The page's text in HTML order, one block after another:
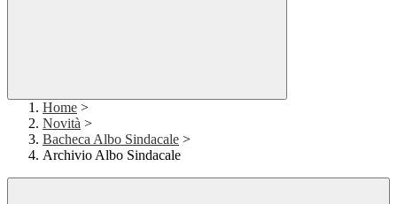
Home >
Novità >
Bacheca Albo Sindacale >
Archivio Albo Sindacale